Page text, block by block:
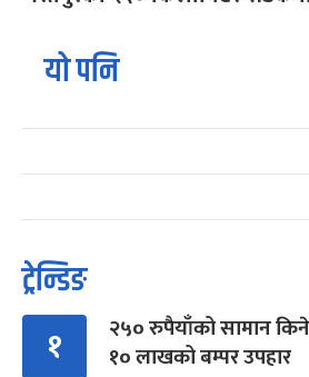
यो पनि
ट्रेन्डिङ
१
२५० रुपैयाँको सामान
१० लाखको बम्पर उपहार